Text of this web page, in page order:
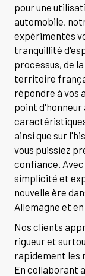
pour une
automobile,
expérimentés
tranquillité
processus, de
territoire
répondre à vos
point d'honneur
ainsi que sur
vous puissiez
confiance.
simplicité et
nouvelle ère
Allemagne et
Nos clients
rigueur et
rapidement les
En collaborant